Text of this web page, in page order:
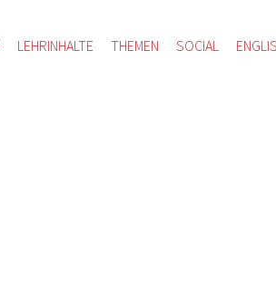
LEHRINHALTE THEMEN SOCIAL